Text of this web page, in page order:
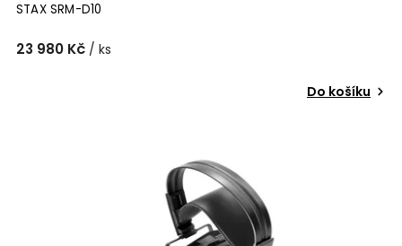
STAX SRM-D10
23 980 Kč / ks
Do košíku